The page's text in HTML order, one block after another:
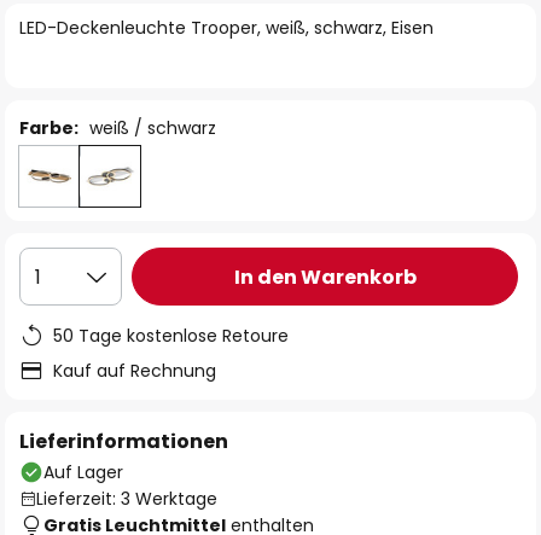
LED-Deckenleuchte Trooper, weiß, schwarz, Eisen
Farbe: weiß / schwarz
1 In den Warenkorb
50 Tage kostenlose Retoure
Kauf auf Rechnung
Lieferinformationen
Auf Lager
Lieferzeit: 3 Werktage
Gratis Leuchtmittel enthalten